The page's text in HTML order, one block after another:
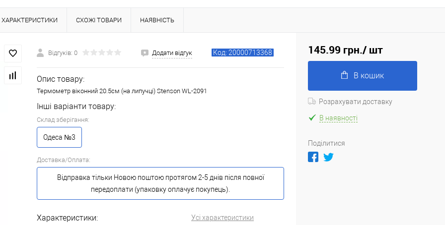
ХАРАКТЕРИСТИКИ СХОЖІ ТОВАРИ НАЯВНІСТЬ
Відгуків: 0 Додати відгук Код: 20000713368
Опис товару:
Термометр віконний 20.5см (на липучці) Stenson WL-2091
Інші варіанти товару:
Склад зберігання:
Одеса №3
Доставка/Оплата:
Відправка тільки Новою поштою протягом 2-5 днів після повної
передоплати (упаковку оплачує покупець).
Характеристики: Усі характеристики
145.99 грн./ шт
В кошик
Розрахувати доставку
В наявності
Поділитися